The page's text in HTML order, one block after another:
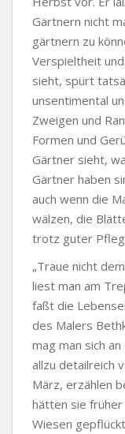
Gärtnern nicht
gärtnern zu
Verspieltheit
sieht, spürt
unsentimental
Zweigen und
Formen und
Gärtner sieht,
Gärtner haben
auch wenn die
wälzen, die
trotz guter
„Traue nicht
liest man am
faßt die
des Malers
mag man sich
allzu detailreich
März, erzählen
hätten sie früher
Wiesen